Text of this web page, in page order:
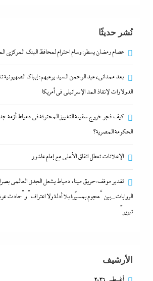
دمياط أزمة جديدة في وجه الحكومة
1 يونيو، 2024
الإعلانات تعطل اتفاق الأهلى مع إمام
1 يونيو، 2024
نُشر حديثًا
عصام رمضان يسطر: وسام احترام لمحافظ البنك المركزى
بعد ممدانى، عبد الرحمن السيد يرعبهم: إيباك الصهيونية
الدولارات لإنقاذ المد الإسرائيلي في أمريكا
كيف فجر خروج سفينة التغييز المحترقة في دمياط أزمة
الحكومة المصرية؟
الإعلانات تعطل اتفاق الأهلى مع إمام عاشور
تقدير موقف:حريق ميناء دمياط يشعل الجدل العالمي
الروايات..بين “هجوم بمسيّرة بلا أدلة ولا اعتراف” و”حادث
تبرير”
الأرشيف